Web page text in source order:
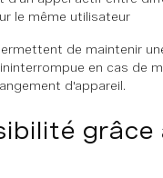
le même utilisateur
de maintenir
en cas de
d'appareil.
grâce